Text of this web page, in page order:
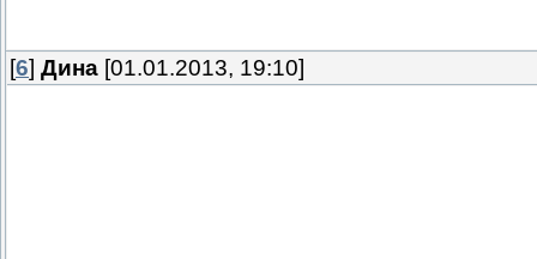
[6] Дина [01.01.2013, 19:10]